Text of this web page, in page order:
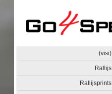
(visi)
Rallijs
Rallijsprints